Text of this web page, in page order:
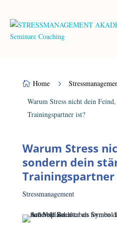
 Home 5
Warum Stress nicht dein
Trainingspartner ist?
Warum Stress
sondern dein
Trainingspartner
Stressmanagement